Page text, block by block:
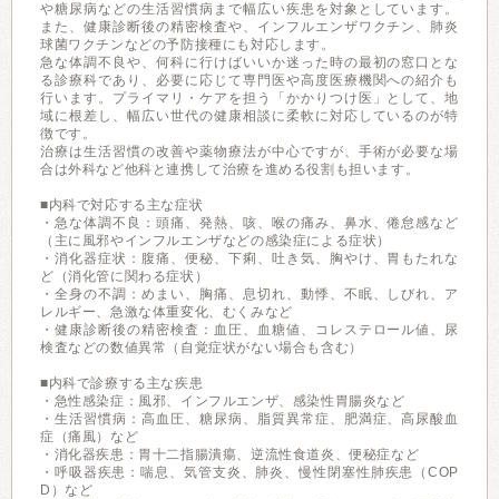
や糖尿病などの生活習慣病まで幅広い疾患を対象としています。
また、健康診断後の精密検査や、インフルエンザワクチン、肺炎
球菌ワクチンなどの予防接種にも対応します。
急な体調不良や、何科に行けばいいか迷った時の最初の窓口とな
る診療科であり、必要に応じて専門医や高度医療機関への紹介も
行います。プライマリ・ケアを担う「かかりつけ医」として、地
域に根差し、幅広い世代の健康相談に柔軟に対応しているのが特
徴です。
治療は生活習慣の改善や薬物療法が中心ですが、手術が必要な場
合は外科など他科と連携して治療を進める役割も担います。
■内科で対応する主な症状
・急な体調不良：頭痛、発熱、咳、喉の痛み、鼻水、倦怠感など
（主に風邪やインフルエンザなどの感染症による症状）
・消化器症状：腹痛、便秘、下痢、吐き気、胸やけ、胃もたれな
ど（消化管に関わる症状）
・全身の不調：めまい、胸痛、息切れ、動悸、不眠、しびれ、ア
レルギー、急激な体重変化、むくみなど
・健康診断後の精密検査：血圧、血糖値、コレステロール値、尿
検査などの数値異常（自覚症状がない場合も含む）
■内科で診療する主な疾患
・急性感染症：風邪、インフルエンザ、感染性胃腸炎など
・生活習慣病：高血圧、糖尿病、脂質異常症、肥満症、高尿酸血
症（痛風）など
・消化器疾患：胃十二指腸潰瘍、逆流性食道炎、便秘症など
・呼吸器疾患：喘息、気管支炎、肺炎、慢性閉塞性肺疾患（COP
D）など